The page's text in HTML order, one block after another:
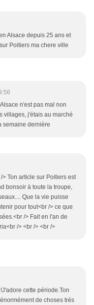
Alsace depuis 25 ans et
Poitiers ma chere ville
n'est pas mal non
villages, j'étais au marché
semaine dernière
Ton article sur Poitiers est
bonsoir à toute la troupe,
Que la vie puisse
pour tout<br /> ce que
/> Fait en l'an de
/> <br /> <br />
cette période.Ton
de choses trés